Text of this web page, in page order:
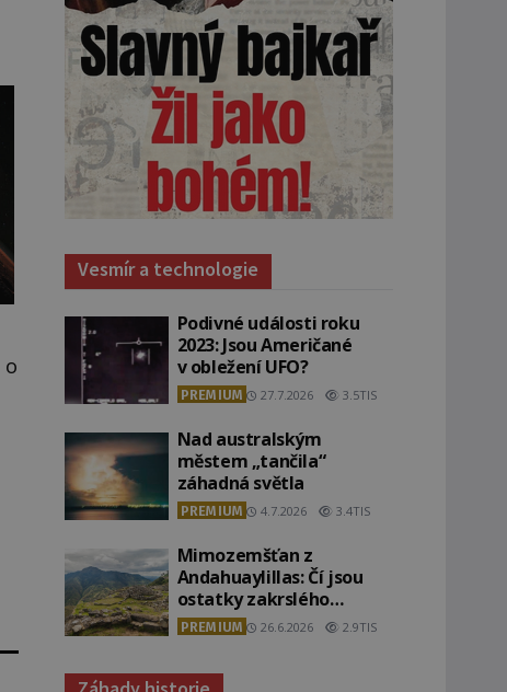
Vesmír a technologie
Podivné události roku
2023: Jsou Američané
v obležení UFO?
PREMIUM 27.7.2026 3.5TIS
Nad australským
městem „tančila“
záhadná světla
PREMIUM 4.7.2026 3.4TIS
Mimozemšťan z
Andahuaylillas: Čí jsou
ostatky zakrslého
stvoření s ohromnou
lebkou?
PREMIUM 26.6.2026 2.9TIS